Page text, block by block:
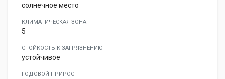
солнечное место
КЛИМАТИЧЕСКАЯ ЗОНА
5
СТОЙКОСТЬ К ЗАГРЯЗНЕНИЮ
устойчивое
ГОДОВОЙ ПРИРОСТ